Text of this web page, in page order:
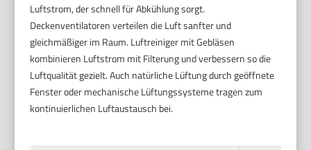
Luftstrom, der schnell für Abkühlung sorgt.
Deckenventilatoren verteilen die Luft sanfter und
gleichmäßiger im Raum. Luftreiniger mit Gebläsen
kombinieren Luftstrom mit Filterung und verbessern so die
Luftqualität gezielt. Auch natürliche Lüftung durch geöffnete
Fenster oder mechanische Lüftungssysteme tragen zum
kontinuierlichen Luftaustausch bei.